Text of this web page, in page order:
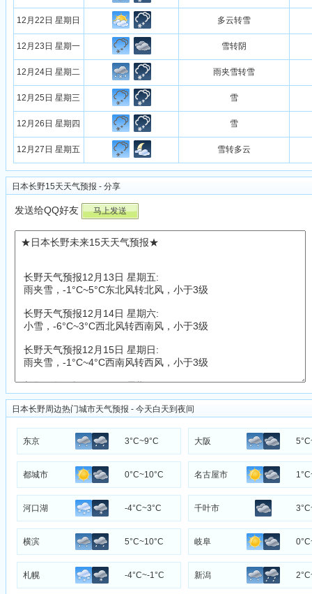
12月22日 星期日 多云转雪
12月23日 星期一 雪转阴
12月24日 星期二 雨夹雪转雪
12月25日 星期三 雪
12月26日 星期四 雪
12月27日 星期五 雪转多云
日本长野15天天气预报 - 分享
发送给QQ好友
日本长野周边热门城市天气预报 - 今天白天到夜间
东京 3°C~9°C 大阪
都城市 0°C~10°C 名古屋市
河口湖 -4°C~3°C 千叶市
横滨 5°C~10°C 岐阜
札幌 -4°C~-1°C 新潟